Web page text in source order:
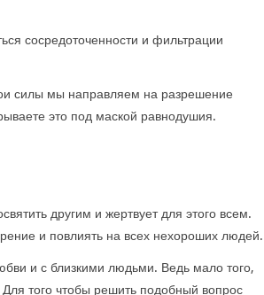
сосредоточенности и фильтрации
силы мы направляем на разрешение
это под маской равнодушия.
другим и жертвует для этого всем.
и повлиять на всех нехороших людей.
и с близкими людьми. Ведь мало того,
того чтобы решить подобный вопрос